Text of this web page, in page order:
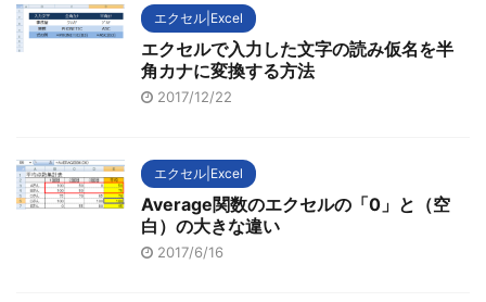
エクセル|Excel
エクセルで入力した文字の読み仮名を半
角カナに変換する方法
2017/12/22
エクセル|Excel
Average関数のエクセルの「0」と（空
白）の大きな違い
2017/6/16